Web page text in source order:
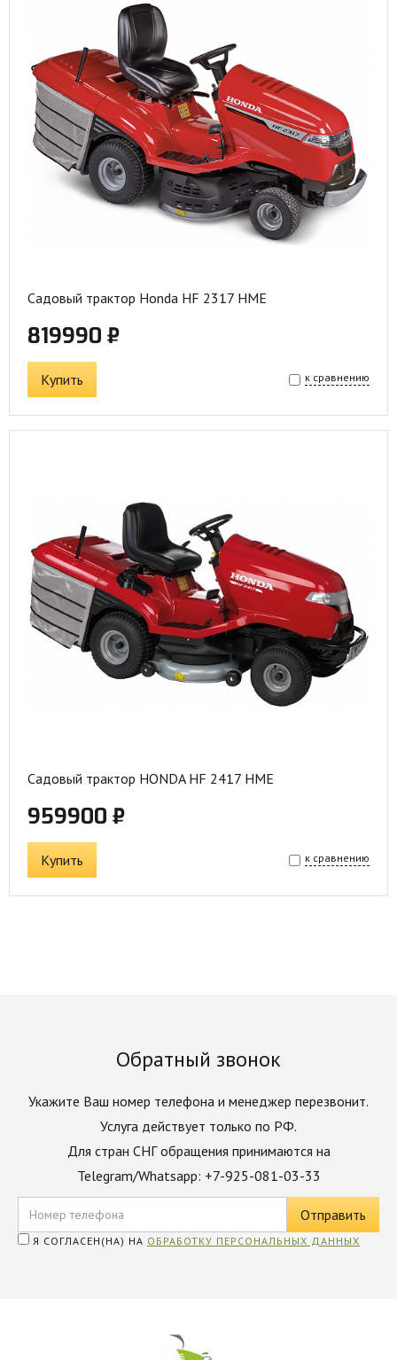
Садовый трактор Honda HF 2317 HME
819990 ₽
Купить к сравнению
Садовый трактор HONDA HF 2417 HME
959900 ₽
Купить к сравнению
Обратный звонок
Укажите Ваш номер телефона и менеджер перезвонит.
Услуга действует только по РФ.
Для стран СНГ обращения принимаются на
Telegram/Whatsapp: +7-925-081-03-33
Я СОГЛАСЕН(НА) НА ОБРАБОТКУ ПЕРСОНАЛЬНЫХ ДАННЫХ